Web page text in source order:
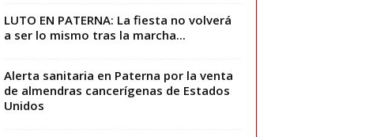
LUTO EN PATERNA: La fiesta no volverá
a ser lo mismo tras la marcha...
Alerta sanitaria en Paterna por la venta
de almendras cancerígenas de Estados
Unidos